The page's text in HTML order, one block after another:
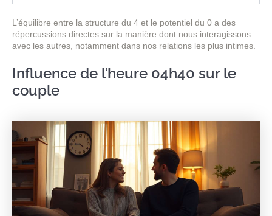
L’équilibre entre la structure du 4 et le potentiel du 0 a des
répercussions directes sur la manière dont nous interagissons
avec les autres, notamment dans nos relations les plus intimes.
Influence de l’heure 04h40 sur le
couple